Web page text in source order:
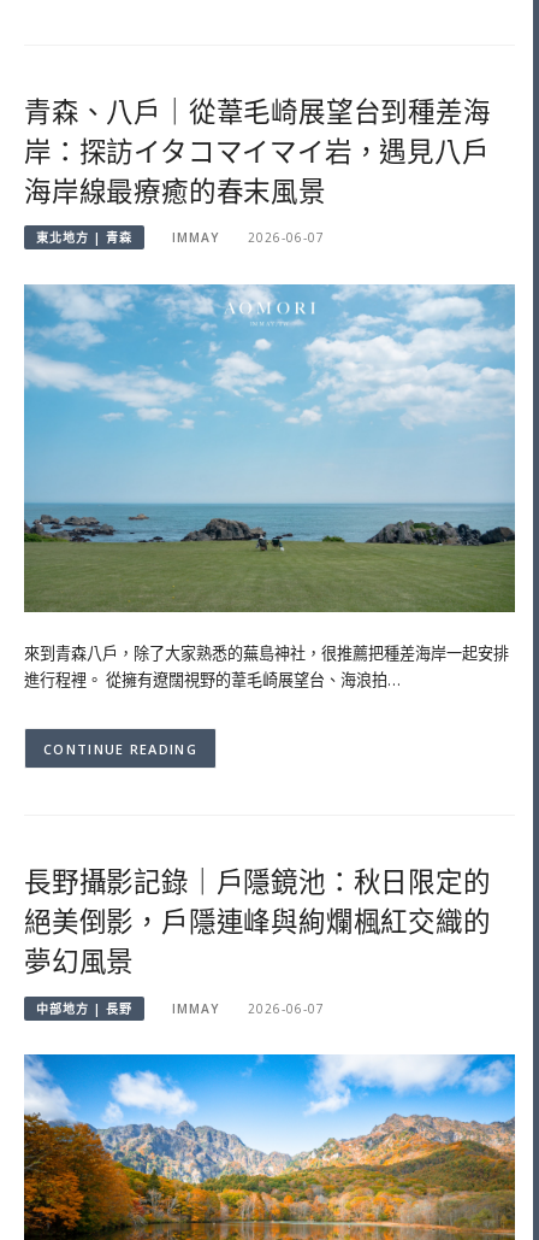
青森、八戶｜從葦毛崎展望台到種差海
岸：探訪イタコマイマイ岩，遇見八戶
海岸線最療癒的春末風景
東北地方 | 青森 IMMAY 2026-06-07
來到青森八戶，除了大家熟悉的蕪島神社，很推薦把種差海岸一起安排
進行程裡。 從擁有遼闊視野的葦毛崎展望台、海浪拍…
CONTINUE READING
長野攝影記錄｜戶隱鏡池：秋日限定的
絕美倒影，戶隱連峰與絢爛楓紅交織的
夢幻風景
中部地方 | 長野 IMMAY 2026-06-07